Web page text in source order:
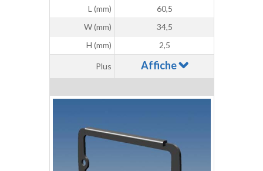
L (mm)
60,5
W (mm)
34,5
H (mm)
2,5
Plus Affiche